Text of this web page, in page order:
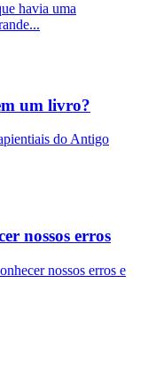
havia uma
um livro?
do Antigo
nossos erros
nossos erros e